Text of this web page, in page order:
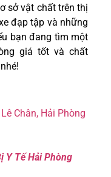
sở vật chất trên thị
đạp tập và những
bạn đang tìm một
giá tốt và chất
nhé!
Chân, Hải Phòng
Y Tế Hải Phòng